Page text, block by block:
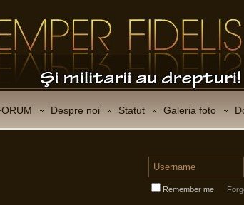
Despre noi Statut Galeria foto
Remember me